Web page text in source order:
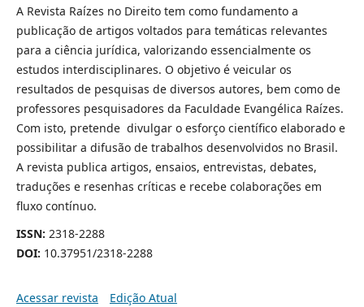
A Revista Raízes no Direito tem como fundamento a
publicação de artigos voltados para temáticas relevantes
para a ciência jurídica, valorizando essencialmente os
estudos interdisciplinares. O objetivo é veicular os
resultados de pesquisas de diversos autores, bem como de
professores pesquisadores da Faculdade Evangélica Raízes.
Com isto, pretende divulgar o esforço científico elaborado e
possibilitar a difusão de trabalhos desenvolvidos no Brasil.
A revista publica artigos, ensaios, entrevistas, debates,
traduções e resenhas críticas e recebe colaborações em
fluxo contínuo.
ISSN: 2318-2288
DOI: 10.37951/2318-2288
Acessar revista Edição Atual